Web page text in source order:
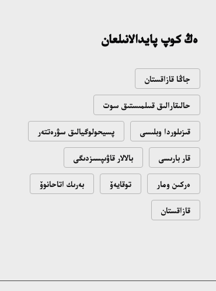
ەڭ كوپ پايدالانىلعان
جاڭا قازاقستان
حالىقارالىق قىىلمىستىق سوت
قىزىلوردا وبلىسى پسيحولوگيالىق سۋرەتتەر
قار بارىسى بالالار قاۋىپسىزدىگى
ەركىن ومار توقايەۆ بەرىك اتاحانوۆ
قازاقستان